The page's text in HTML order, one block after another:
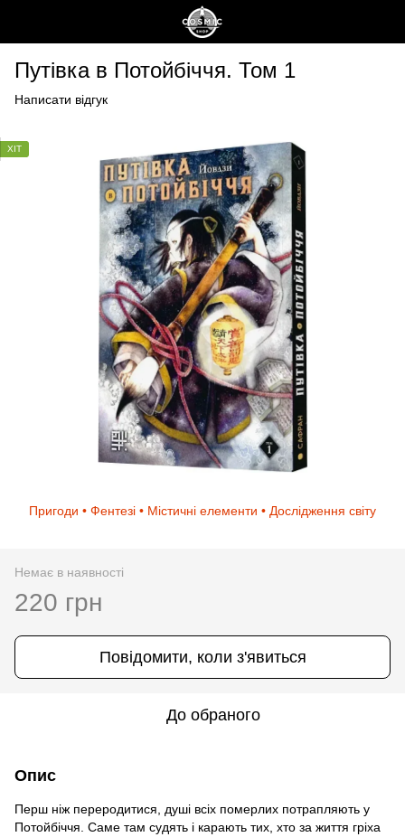
Путівка в Потойбіччя. Том 1
Написати відгук
ХІТ
Пригоди • Фентезі • Містичні елементи • Дослідження світу
Немає в наявності
220 грн
Повідомити, коли з'явиться
До обраного
Опис
Перш ніж переродитися, душі всіх померлих потрапляють у
Потойбіччя. Саме там судять і карають тих, хто за життя гріха